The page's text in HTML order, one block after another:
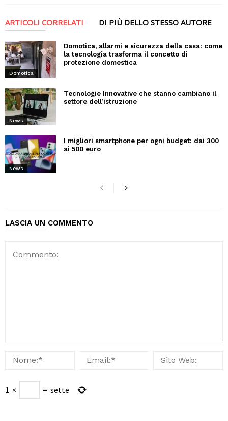
ARTICOLI CORRELATI DI PIÙ DELLO STESSO AUTORE
Domotica
Domotica, allarmi e sicurezza della casa: come
la tecnologia trasforma il concetto di
protezione domestica
News
Tecnologie Innovative che stanno cambiano il
settore dell’istruzione
News
I migliori smartphone per ogni budget: dai 300
ai 500 euro
LASCIA UN COMMENTO
1 × = sette